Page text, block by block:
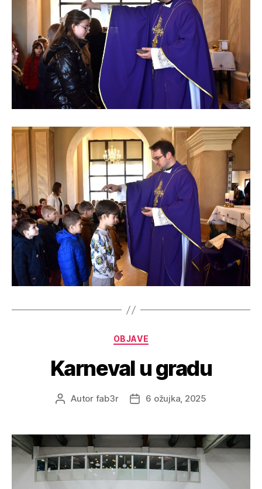
OBJAVE
Karneval u gradu
Autor fab3r 6 ožujka, 2025